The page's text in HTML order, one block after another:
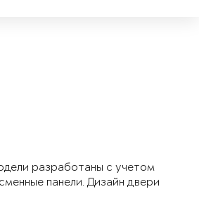
разработаны с учетом
панели. Дизайн двери